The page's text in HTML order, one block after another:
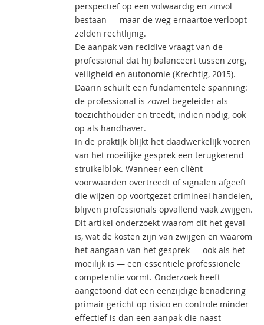
perspectief op een volwaardig en zinvol
bestaan — maar de weg ernaartoe verloopt
zelden rechtlijnig.
De aanpak van recidive vraagt van de
professional dat hij balanceert tussen zorg,
veiligheid en autonomie (Krechtig, 2015).
Daarin schuilt een fundamentele spanning:
de professional is zowel begeleider als
toezichthouder en treedt, indien nodig, ook
op als handhaver.
In de praktijk blijkt het daadwerkelijk voeren
van het moeilijke gesprek een terugkerend
struikelblok. Wanneer een cliënt
voorwaarden overtreedt of signalen afgeeft
die wijzen op voortgezet crimineel handelen,
blijven professionals opvallend vaak zwijgen.
Dit artikel onderzoekt waarom dit het geval
is, wat de kosten zijn van zwijgen en waarom
het aangaan van het gesprek — ook als het
moeilijk is — een essentiële professionele
competentie vormt. Onderzoek heeft
aangetoond dat een eenzijdige benadering
primair gericht op risico en controle minder
effectief is dan een aanpak die naast